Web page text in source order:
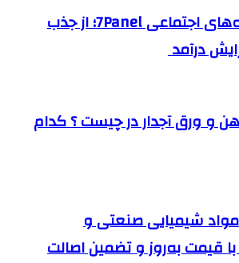
خدمات شبکه‌های اجتماعی 7Panel؛ از جذب
درآمد
و ورق آجدار در چیست ؟ کدام
مواد شیمیایی صنعتی و
قیمت به‌روز و تضمین اصالت